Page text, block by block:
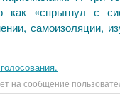
как «спрыгнул с
самоизоляции,
на сообщение